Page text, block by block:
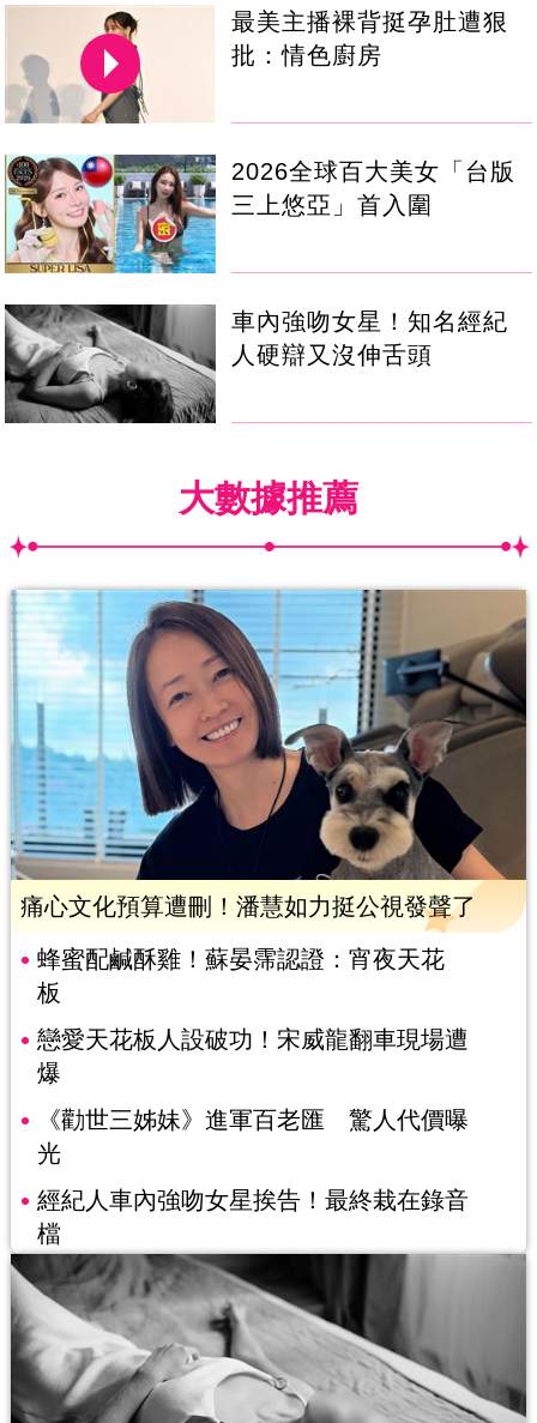
最美主播裸背挺孕肚遭狠
批：情色廚房
2026全球百大美女「台版
三上悠亞」首入圍
車內強吻女星！知名經紀
人硬辯又沒伸舌頭
大數據推薦
痛心文化預算遭刪！潘慧如力挺公視發聲了
蜂蜜配鹹酥雞！蘇晏霈認證：宵夜天花
板
戀愛天花板人設破功！宋威龍翻車現場遭
爆
《勸世三姊妹》進軍百老匯 驚人代價曝
光
經紀人車內強吻女星挨告！最終栽在錄音
檔